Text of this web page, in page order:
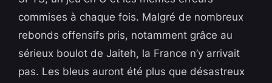
commises à chaque fois. Malgré de nombreux
rebonds offensifs pris, notamment grâce au
sérieux boulot de Jaiteh, la France n’y arrivait
pas. Les bleus auront été plus que désastreux